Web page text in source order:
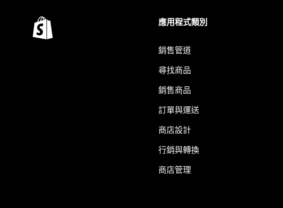
應用程式類別
銷售管道
尋找商品
銷售商品
訂單與運送
商店設計
行銷與轉換
商店管理